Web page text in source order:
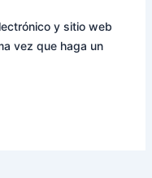
y sitio web
vez que haga un